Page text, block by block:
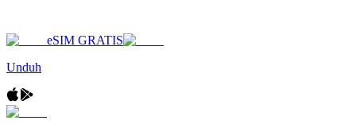
eSIM GRATIS
Unduh